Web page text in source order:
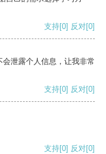
支持[0] 反对[0]
泄露个人信息，让我非常
支持[0] 反对[0]
支持[0] 反对[0]